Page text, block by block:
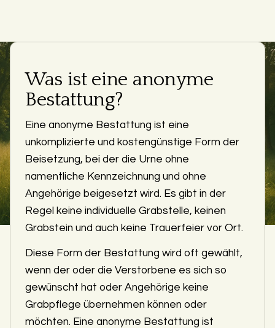
Was ist eine anonyme
Bestattung?
Eine anonyme Bestattung ist eine
unkomplizierte und kostengünstige Form der
Beisetzung, bei der die Urne ohne
namentliche Kennzeichnung und ohne
Angehörige beigesetzt wird. Es gibt in der
Regel keine individuelle Grabstelle, keinen
Grabstein und auch keine Trauerfeier vor Ort.
Diese Form der Bestattung wird oft gewählt,
wenn der oder die Verstorbene es sich so
gewünscht hat oder Angehörige keine
Grabpflege übernehmen können oder
möchten. Eine anonyme Bestattung ist